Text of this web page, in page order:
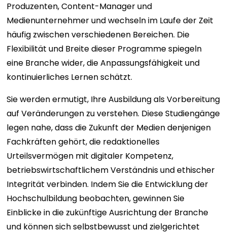
Produzenten, Content-Manager und
Medienunternehmer und wechseln im Laufe der Zeit
häufig zwischen verschiedenen Bereichen. Die
Flexibilität und Breite dieser Programme spiegeln
eine Branche wider, die Anpassungsfähigkeit und
kontinuierliches Lernen schätzt.
Sie werden ermutigt, Ihre Ausbildung als Vorbereitung
auf Veränderungen zu verstehen. Diese Studiengänge
legen nahe, dass die Zukunft der Medien denjenigen
Fachkräften gehört, die redaktionelles
Urteilsvermögen mit digitaler Kompetenz,
betriebswirtschaftlichem Verständnis und ethischer
Integrität verbinden. Indem Sie die Entwicklung der
Hochschulbildung beobachten, gewinnen Sie
Einblicke in die zukünftige Ausrichtung der Branche
und können sich selbstbewusst und zielgerichtet